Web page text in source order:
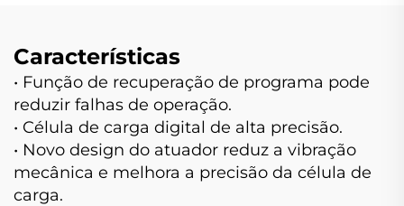
Características
• Função de recuperação de programa pode
reduzir falhas de operação.
• Célula de carga digital de alta precisão.
• Novo design do atuador reduz a vibração
mecânica e melhora a precisão da célula de
carga.